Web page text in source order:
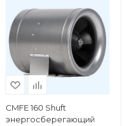
CMFE 160 Shuft
энергосберегающий